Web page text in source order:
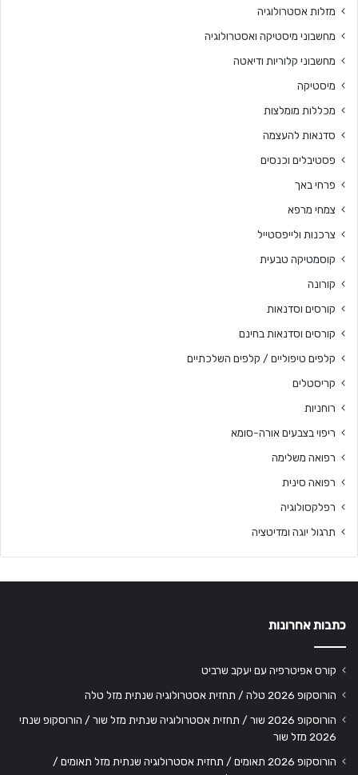
מזלות אסטרולוגיה
מחשבוני מיסטיקה ואסטרולוגיה
מחשבוני קלוריות ודיאטה
מיסטיקה
מכללות מומלצות
סדנאות להעצמה
פסטיבלים וכנסים
פרחי באך
צמחי מרפא
צרכנות ולייפסטייל
קוסמטיקה טבעית
קורונה
קורסים וסדנאות
קורסים וסדנאות בחינם
קלפים טיפוליים / קלפים השלכתיים
קריסטלים
רוחניות
ריפוי בצבעים אורה-סומא
רפואה משלימה
רפואה סינית
רפלקסולוגיה
תרגול יוגה ומדיטציה
כתבות אחרונות
קורס אפיטרפיה עם יעקב שרביט
הורוסקופ 2026 טלה / תחזית אסטרולוגיה שנתית מזל טלה
הורוסקופ 2026 שור / תחזית אסטרולוגיה שנתית מזל שור / הורוסקופ שנתי
2026 מזל שור
הורוסקופ 2026 תאומים / תחזית אסטרולוגיה שנתית מזל תאומים /